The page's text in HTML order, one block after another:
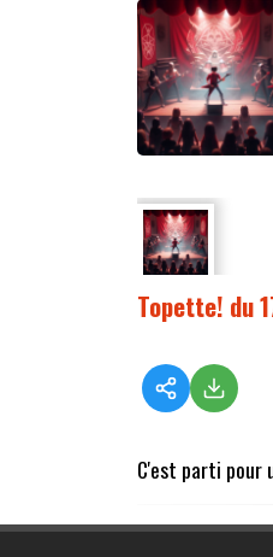
Topette! du
C'est parti pour